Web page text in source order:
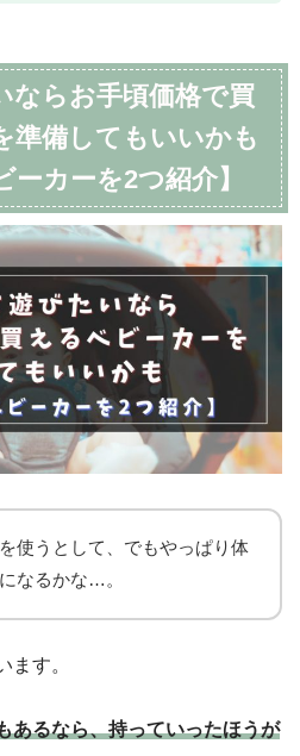
ならお手頃価格で買
準備してもいいかも
ーカーを2つ紹介】
使うとして、でもやっぱり体
なるかな…。
ます。
あるなら、持っていったほうが